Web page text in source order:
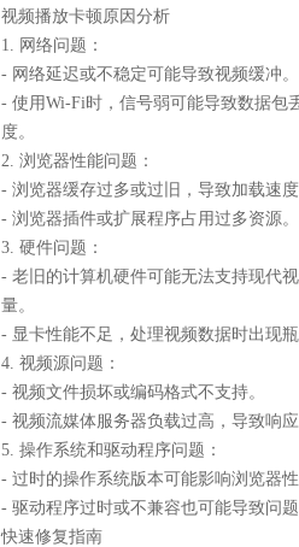
视频播放卡顿原因分析
1. 网络问题：
- 网络延迟或不稳定可能导致视频缓冲。
- 使用Wi-Fi时，信号弱可能导致数据包
度。
2. 浏览器性能问题：
- 浏览器缓存过多或过旧，导致加载速度
- 浏览器插件或扩展程序占用过多资源。
3. 硬件问题：
- 老旧的计算机硬件可能无法支持现代
量。
- 显卡性能不足，处理视频数据时出现瓶
4. 视频源问题：
- 视频文件损坏或编码格式不支持。
- 视频流媒体服务器负载过高，导致响应
5. 操作系统和驱动程序问题：
- 过时的操作系统版本可能影响浏览器性
- 驱动程序过时或不兼容也可能导致问题
快速修复指南